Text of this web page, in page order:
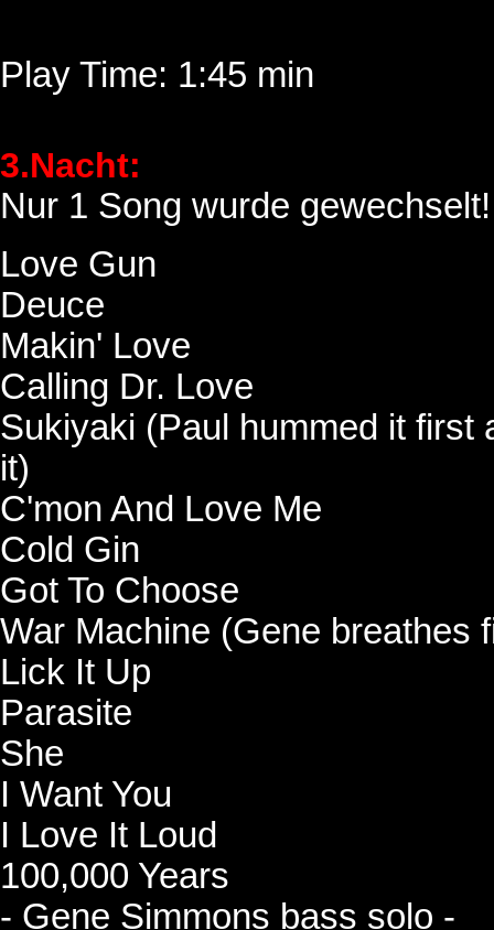
Play Time: 1:45 min
3.Nacht:
Nur 1 Song wurde
Love Gun
Deuce
Makin' Love
Calling Dr. Love
Sukiyaki (Paul hummed it first
it)
C'mon And Love Me
Cold Gin
Got To Choose
War Machine (Gene breathes
Lick It Up
Parasite
She
I Want You
I Love It Loud
100,000 Years
- Gene Simmons bass solo -